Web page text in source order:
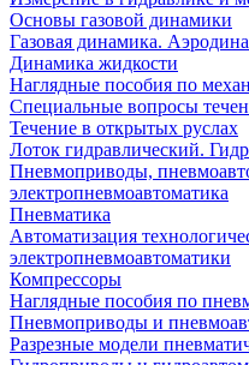
Основы газовой динамики
Газовая динамика.
Динамика жидкости
Наглядные пособия по
Специальные вопросы
Течение в открытых руслах
Лоток гидравлический.
Пневмоприводы,
электропневмоавтоматика
Пневматика
Автоматизация
электропневмоавтоматики
Компрессоры
Наглядные пособия по
Пневмоприводы и
Разрезные модели